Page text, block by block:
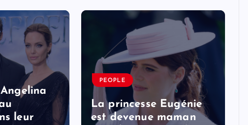
leur
PEOPLE
La princesse Eugénie
est devenue maman